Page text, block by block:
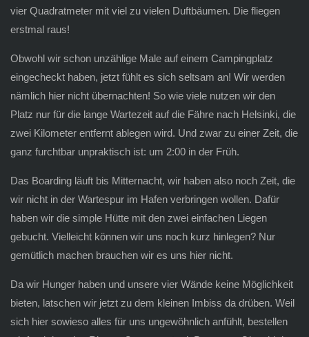
vier Quadratmeter mit viel zu vielen Duftbäumen. Die fliegen
erstmal raus!
Obwohl wir schon unzählige Male auf einem Campingplatz
eingecheckt haben, jetzt fühlt es sich seltsam an! Wir werden
nämlich hier nicht übernachten! So wie viele nutzen wir den
Platz nur für die lange Wartezeit auf die Fähre nach Helsinki, die
zwei Kilometer entfernt ablegen wird. Und zwar zu einer Zeit, die
ganz furchtbar unpraktisch ist: um 2:00 in der Früh.
Das Boarding läuft bis Mitternacht, wir haben also noch Zeit, die
wir nicht in der Wartespur im Hafen verbringen wollen. Dafür
haben wir die simple Hütte mit den zwei einfachen Liegen
gebucht. Vielleicht können wir uns noch kurz hinlegen? Nur
gemütlich machen brauchen wir es uns hier nicht.
Da wir Hunger haben und unsere vier Wände keine Möglichkeit
bieten, latschen wir jetzt zu dem kleinen Imbiss da drüben. Weil
sich hier sowieso alles für uns ungewöhnlich anfühlt, bestellen